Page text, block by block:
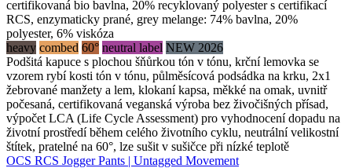
certifikovaná bio bavlna, 20% recyklovaný polyester s certifikací
RCS, enzymaticky prané, grey melange: 74% bavlna, 20%
polyester, 6% viskóza
heavy combed 60° neutral label NEW 2026
Podšitá kapuce s plochou šňůrkou tón v tónu, krční lemovka se
vzorem rybí kosti tón v tónu, půlměsícová podsádka na krku, 2x1
žebrované manžety a lem, klokaní kapsa, měkké na omak, uvnitř
počesaná, certifikovaná veganská výroba bez živočišných přísad,
výpočet LCA (Life Cycle Assessment) pro vyhodnocení dopadu na
životní prostředí během celého životního cyklu, neutrální velikostní
štítek, pratelné na 60°, lze sušit v sušičce při nízké teplotě
OCS RCS Jogger Pants | Untagged Movement